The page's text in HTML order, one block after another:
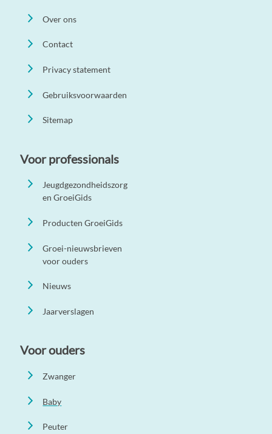
Over ons
Contact
Privacy statement
Gebruiksvoorwaarden
Sitemap
Voor professionals
Jeugdgezondheidszorg
en GroeiGids
Producten GroeiGids
Groei-nieuwsbrieven
voor ouders
Nieuws
Jaarverslagen
Voor ouders
Zwanger
Baby
Peuter